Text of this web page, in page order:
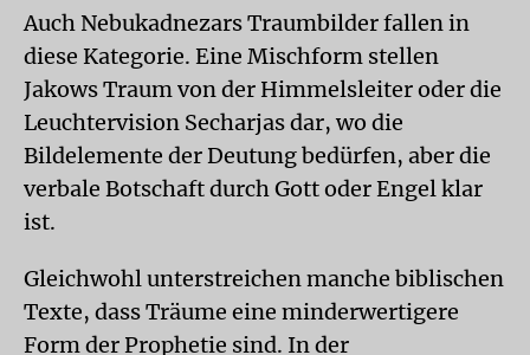
Auch Nebukadnezars Traumbilder fallen in
diese Kategorie. Eine Mischform stellen
Jakows Traum von der Himmelsleiter oder die
Leuchtervision Secharjas dar, wo die
Bildelemente der Deutung bedürfen, aber die
verbale Botschaft durch Gott oder Engel klar
ist.
Gleichwohl unterstreichen manche biblischen
Texte, dass Träume eine minderwertigere
Form der Prophetie sind. In der